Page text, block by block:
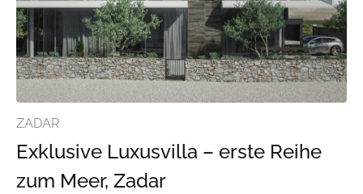
ZADAR
Exklusive Luxusvilla – erste Reihe
zum Meer, Zadar